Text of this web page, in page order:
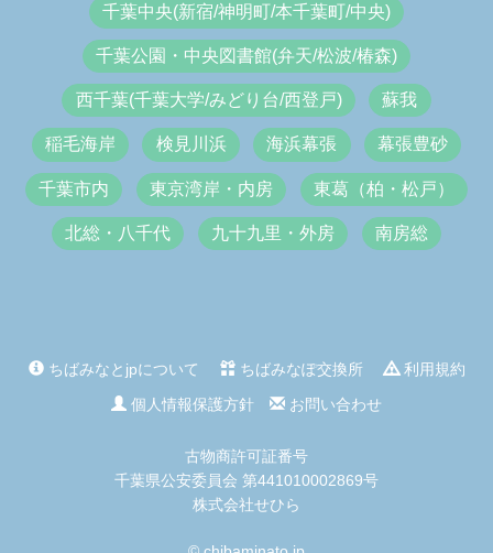
千葉中央(新宿/神明町/本千葉町/中央)
千葉公園・中央図書館(弁天/松波/椿森)
西千葉(千葉大学/みどり台/西登戸) 蘇我
稲毛海岸 検見川浜 海浜幕張 幕張豊砂
千葉市内 東京湾岸・内房 東葛（柏・松戸）
北総・八千代 九十九里・外房 南房総
ちばみなとjpについて ちばみなぽ交換所
利用規約
個人情報保護方針
お問い合わせ
古物商許可証番号
千葉県公安委員会 第441010002869号
株式会社せひら